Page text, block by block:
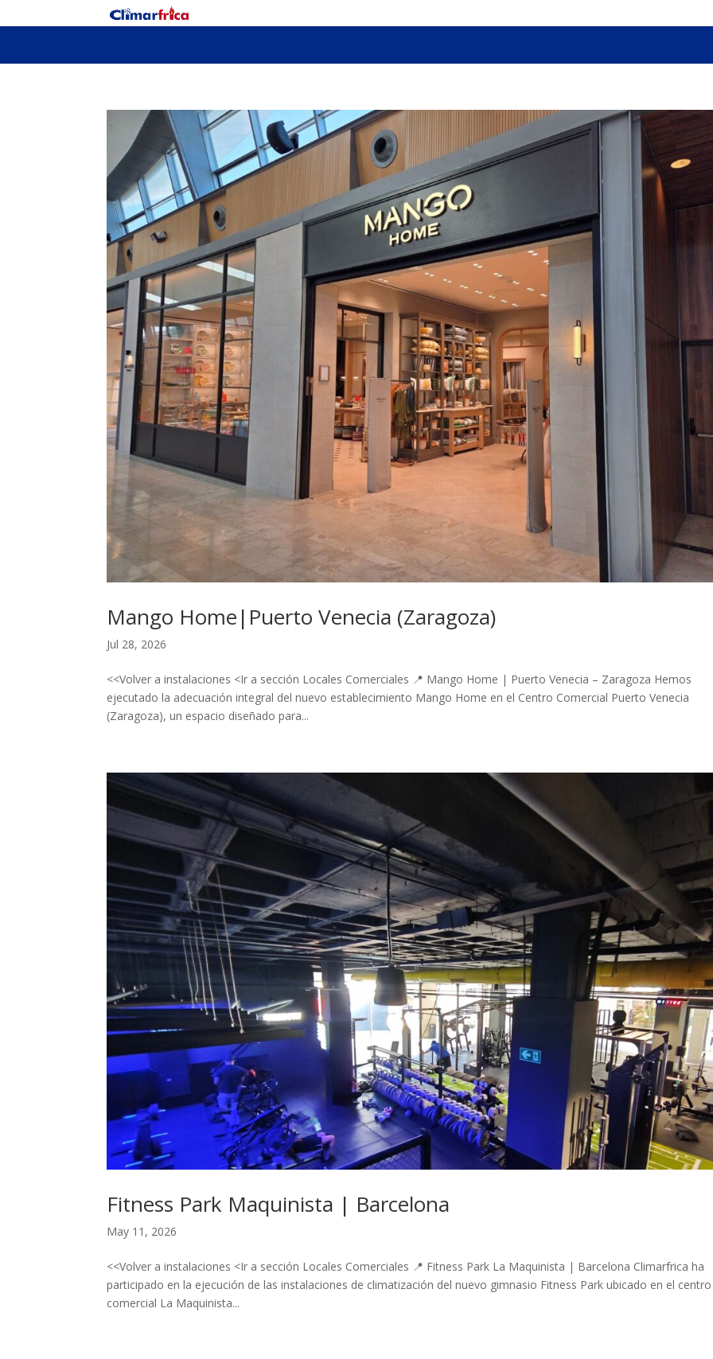
Mango Home|Puerto Venecia (Zaragoza)
Jul 28, 2026
<<Volver a instalaciones <Ir a sección Locales Comerciales 📍 Mango Home | Puerto Venecia – Zaragoza Hemos
ejecutado la adecuación integral del nuevo establecimiento Mango Home en el Centro Comercial Puerto Venecia
(Zaragoza), un espacio diseñado para...
Fitness Park Maquinista | Barcelona
May 11, 2026
<<Volver a instalaciones <Ir a sección Locales Comerciales 📍 Fitness Park La Maquinista | Barcelona Climarfrica ha
participado en la ejecución de las instalaciones de climatización del nuevo gimnasio Fitness Park ubicado en el centro
comercial La Maquinista...